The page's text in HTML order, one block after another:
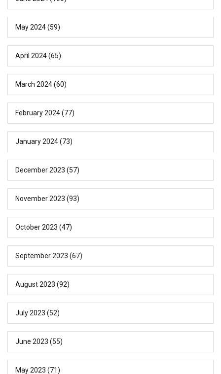
May 2024(59)
April 2024(65)
March 2024(60)
February 2024(77)
January 2024(73)
December 2023 (57)
November 2023 (93)
October 2023 (47)
September 2023 (67)
August 2023 (92)
July 2023 (52)
June 2023 (55)
May 2023 (71)